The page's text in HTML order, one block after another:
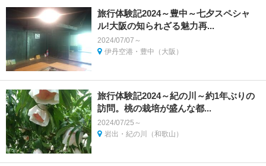
旅行体験記2024～豊中～七夕スペシャ
ル!大阪の知られざる魅力再...
2024/07/07～
伊丹空港・豊中（大阪）
旅行体験記2024～紀の川～約1年ぶりの
訪問。桃の栽培が盛んな都...
2024/07/25～
岩出・紀の川（和歌山）